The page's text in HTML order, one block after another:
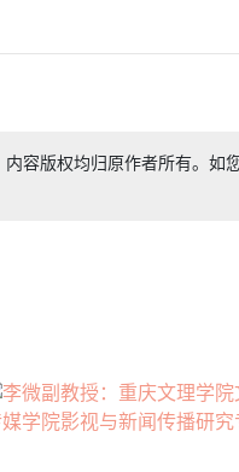
容版权均归原作者所有。如